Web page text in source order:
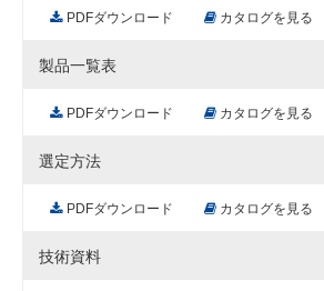
PDFダウンロード カタログを見る
製品一覧表
PDFダウンロード カタログを見る
選定方法
PDFダウンロード カタログを見る
技術資料